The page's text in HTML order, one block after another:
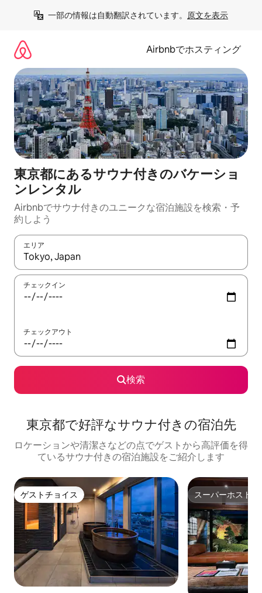
一部の情報は自動翻訳されています。 原文を表示
Airbnbでホスティング
東京都にあるサウナ付きのバケーショ
ンレンタル
Airbnbでサウナ付きのユニークな宿泊施設を検索・予
約しよう
エリア
検索結果が表示されたら、上下の矢印キーを使って移動するか
チェックイン
チェックアウト
検索
東京都で好評なサウナ付きの宿泊先
ロケーションや清潔さなどの点でゲストから高評価を得
ているサウナ付きの宿泊施設をご紹介します
ゲストチョイス
ゲストチョイス スーパーホスト
スーパーホスト